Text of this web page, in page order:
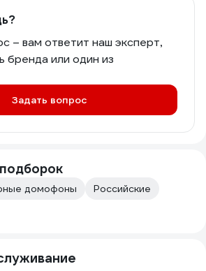
– вам ответит наш эксперт,
бренда или один из
Задать вопрос
домофоны
Российские